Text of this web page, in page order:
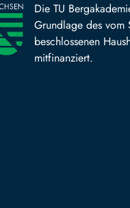
Die TU
Grundlage des vom
beschlossenen
mitfinanziert.